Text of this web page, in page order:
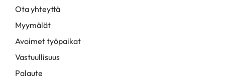
Ota yhteyttä
Myymälät
Avoimet työpaikat
Vastuullisuus
Palaute